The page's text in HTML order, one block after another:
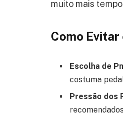
muito mais
Como
Escolha de
costuma
Pressão dos